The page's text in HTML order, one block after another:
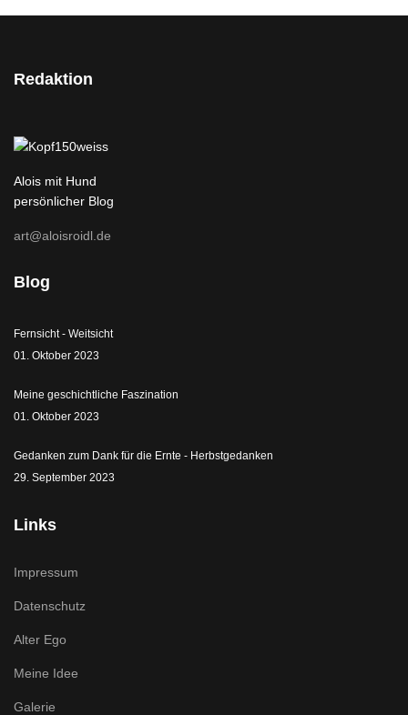
Redaktion
Alois mit Hund
persönlicher Blog
art@aloisroidl.de
Blog
Fernsicht - Weitsicht
01. Oktober 2023
Meine geschichtliche Faszination
01. Oktober 2023
Gedanken zum Dank für die Ernte - Herbstgedanken
29. September 2023
Links
Impressum
Datenschutz
Alter Ego
Meine Idee
Galerie